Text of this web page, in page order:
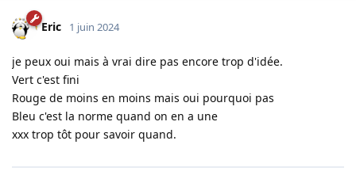
Eric 1 juin 2024
je peux oui mais à vrai dire pas encore trop d'idée.
Vert c'est fini
Rouge de moins en moins mais oui pourquoi pas
Bleu c'est la norme quand on en a une
xxx trop tôt pour savoir quand.